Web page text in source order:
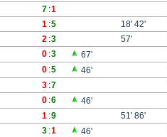
7 :1
1 :5 18' 42'
2 :3 57'
0 :3 67'
0 :5 46'
3 :7
0 :6 46'
1 :9 51' 86'
3 :1 46'